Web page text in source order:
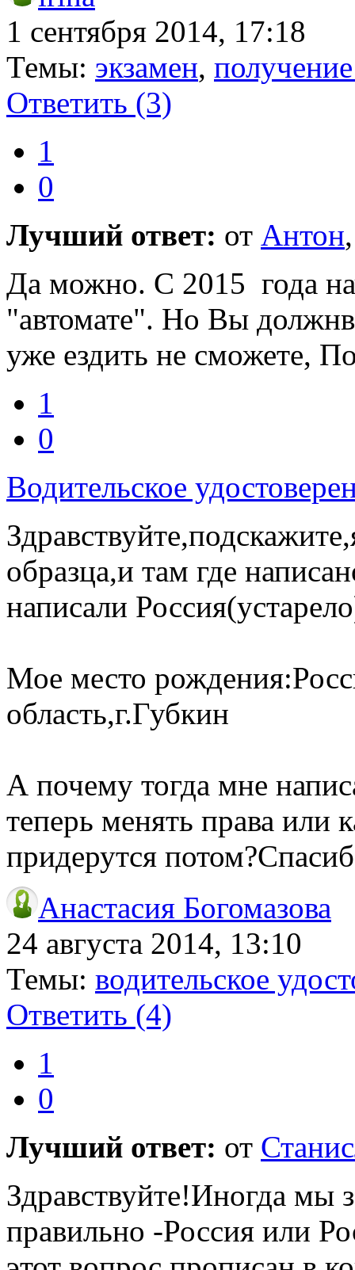
1 сентября 2014, 17:18
Темы: экзамен,
Ответить (3)
1
0
Лучший ответ: от Антон
Да можно. С 2015 года
"автомате". Но Вы
уже ездить не сможете,
1
0
Водительское
образца,и там где
написали
Мое место
область,г.Губкин
А почему тогда мне
теперь менять права
придерутся
Анастасия Богомазова
24 августа 2014, 13:10
Темы: водительское
Ответить (4)
1
0
Лучший ответ: от
Здравствуйте!Иногда мы
правильно -Россия или